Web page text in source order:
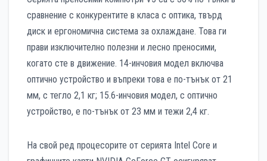
сравнение с конкурентите в класа с оптика, твърд
диск и ергономична система за охлаждане. Това ги
прави изключително полезни и лесно преносими,
когато сте в движение. 14-инчовия модел включва
оптично устройство и въпреки това е по-тънък от 21
мм, с тегло 2,1 кг; 15.6-инчовия модел, с оптично
устройство, е по-тънък от 23 мм и тежи 2,4 кг.
На свой ред процесорите от серията Intel Core и